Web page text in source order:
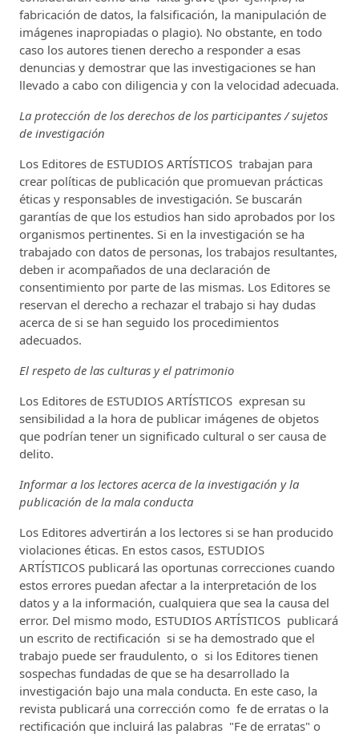
fabricación de datos, la falsificación, la manipulación de
imágenes inapropiadas o plagio). No obstante, en todo
caso los autores tienen derecho a responder a esas
denuncias y demostrar que las investigaciones se han
llevado a cabo con diligencia y con la velocidad adecuada.
La protección de los derechos de los participantes / sujetos
de investigación
Los Editores de ESTUDIOS ARTÍSTICOS trabajan para
crear políticas de publicación que promuevan prácticas
éticas y responsables de investigación. Se buscarán
garantías de que los estudios han sido aprobados por los
organismos pertinentes. Si en la investigación se ha
trabajado con datos de personas, los trabajos resultantes,
deben ir acompañados de una declaración de
consentimiento por parte de las mismas. Los Editores se
reservan el derecho a rechazar el trabajo si hay dudas
acerca de si se han seguido los procedimientos
adecuados.
El respeto de las culturas y el patrimonio
Los Editores de ESTUDIOS ARTÍSTICOS expresan su
sensibilidad a la hora de publicar imágenes de objetos
que podrían tener un significado cultural o ser causa de
delito.
Informar a los lectores acerca de la investigación y la
publicación de la mala conducta
Los Editores advertirán a los lectores si se han producido
violaciones éticas. En estos casos, ESTUDIOS
ARTÍSTICOS publicará las oportunas correcciones cuando
estos errores puedan afectar a la interpretación de los
datos y a la información, cualquiera que sea la causa del
error. Del mismo modo, ESTUDIOS ARTÍSTICOS publicará
un escrito de rectificación si se ha demostrado que el
trabajo puede ser fraudulento, o si los Editores tienen
sospechas fundadas de que se ha desarrollado la
investigación bajo una mala conducta. En este caso, la
revista publicará una corrección como fe de erratas o la
rectificación que incluirá las palabras "Fe de erratas" o